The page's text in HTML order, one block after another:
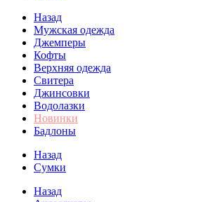
Назад
Мужская одежда
Джемперы
Кофты
Верхняя одежда
Свитера
Джинсовки
Водолазки
Новинки
Бадлоны
Назад
Сумки
Назад